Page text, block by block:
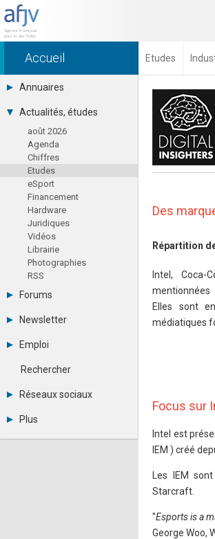
Accueil Etudes
Annuaires
Toutes les sociétés (691)
Studios (418)
Editeurs (49)
Distributeurs (16)
Hard. / Accessoires (10)
Middlewares (15)
Prestataires (99)
Assoc. / Syndicats (21)
Formations / Ecoles (46)
Presse spécialisée (17)
Actualités, études
août 2026
Agenda
Chiffres
Etudes
eSport
Financement
Hardware
Juridiques
Vidéos
Librairie
Photographies
RSS
Forums
Tous les forums
Se connecter
Messages privés
Contacter un modérateur
Newsletter
Archives
Abonnement
Emploi
Consulter les annonces
Observatoire de l'emploi
Rechercher
Réseaux sociaux
LinkedIn
Plus
Annonceurs
Des
Répartition
Intel,
Elles sont
médiatiques
Focus sur
Intel est
IEM ) créé
Les IEM
Starcraft.
"Esports is a
George Woo,